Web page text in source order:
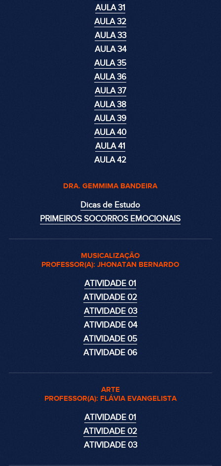
AULA 31
AULA 32
AULA 33
AULA 34
AULA 35
AULA 36
AULA 37
AULA 38
AULA 39
AULA 40
AULA 41
AULA 42
DRA. GEMMIMA BANDEIRA
Dicas de Estudo
PRIMEIROS SOCORROS EMOCIONAIS
MUSICALIZAÇÃO
PROFESSOR(A): JHONATAN BERNARDO
ATIVIDADE 01
ATIVIDADE 02
ATIVIDADE 03
ATIVIDADE 04
ATIVIDADE 05
ATIVIDADE 06
ARTE
PROFESSOR(A): FLÁVIA EVANGELISTA
ATIVIDADE 01
ATIVIDADE 02
ATIVIDADE 03